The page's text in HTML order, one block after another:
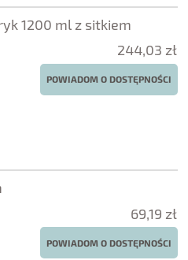
1200 ml z sitkiem
244,03 zł
POWIADOM O DOSTĘPNOŚCI
69,19 zł
POWIADOM O DOSTĘPNOŚCI